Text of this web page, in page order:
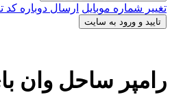
تغییر شماره موبایل ارسال دوباره کد
تایید و ورود به سایت
رامپر ساحل وان